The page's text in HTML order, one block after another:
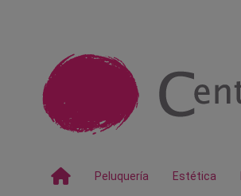
Peluquería Estética